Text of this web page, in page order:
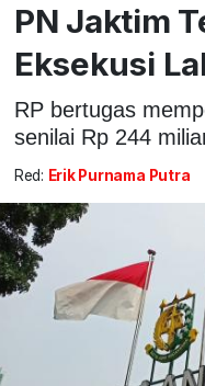
PN Jaktim
Eksekusi
RP bertugas
senilai Rp 244
Red: Erik Purnama Putra